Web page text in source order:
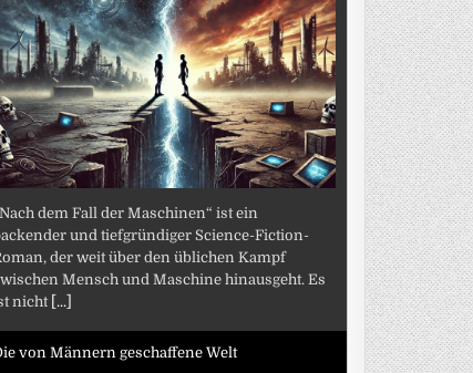
dem Fall der Maschinen“ ist ein
und tiefgründiger Science-Fiction-
der weit über den üblichen Kampf
Mensch und Maschine hinausgeht. Es
nicht [...]
von Männern geschaffene Welt